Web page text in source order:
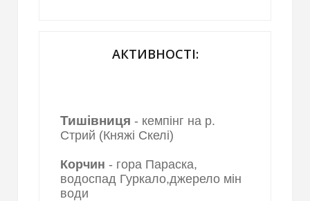
АКТИВНОСТІ:
Тишівниця - кемпінг на р.
Стрий (Княжі Скелі)
Корчин - гора Параска,
водоспад Гуркало,джерело мін
води